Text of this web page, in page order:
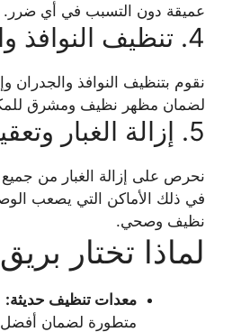
عميقة دون التسبب في أي ضرر.
4. تنظيف النوافذ والجدران
نقوم بتنظيف النوافذ والجدران
لضمان مظهر نظيف ومشرق
5. إزالة الغبار وتعقيم الأسطح
نحرص على إزالة الغبار من جميع
في ذلك الأماكن التي يصعب
نظيف وصحي.
لماذا تختار
معدات تنظيف حديثة:
متطورة لضمان أفضل